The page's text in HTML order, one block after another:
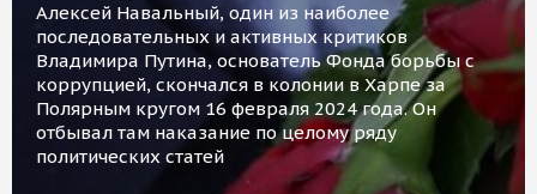
Алексей Навальный, один из наиболее
последовательных и активных критиков
Владимира Путина, основатель Фонда борьбы с
коррупцией, скончался в колонии в Харпе за
Полярным кругом 16 февраля 2024 года. Он
отбывал там наказание по целому ряду
политических статей